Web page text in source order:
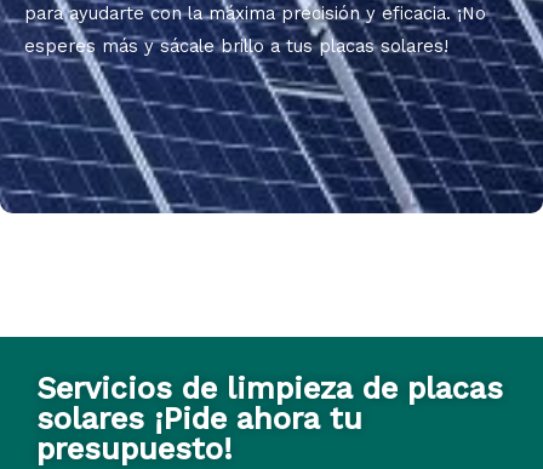
para ayudarte con la máxima precisión y eficacia. ¡No
esperes más y sácale brillo a tus placas solares!
Servicios de limpieza de placas
solares ¡Pide ahora tu
presupuesto!